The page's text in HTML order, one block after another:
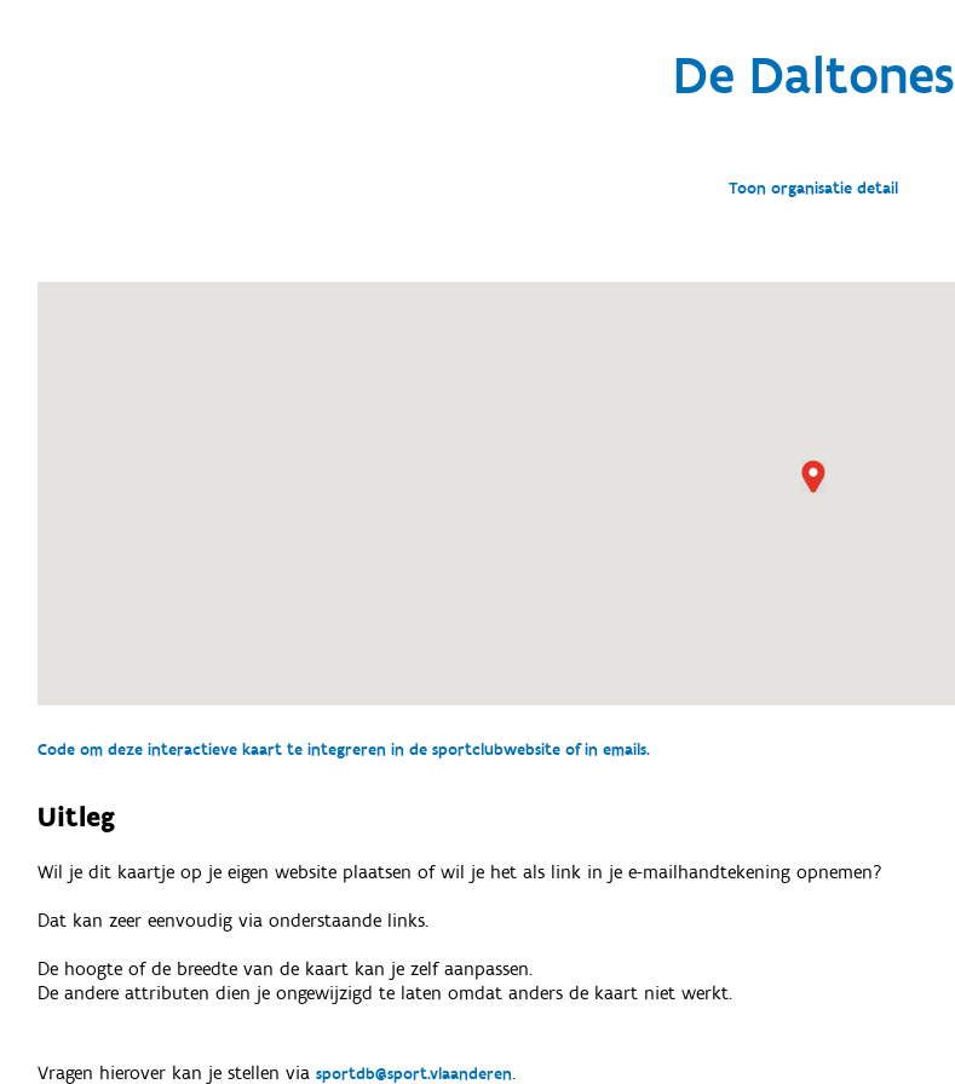
De Daltones
Toon organisatie detail
Code om deze interactieve kaart te integreren in de sportclubwebsite of in emails.
Uitleg
Wil je dit kaartje op je eigen website plaatsen of wil je het als link in je e-mailhandtekening opnemen?
Dat kan zeer eenvoudig via onderstaande links.
De hoogte of de breedte van de kaart kan je zelf aanpassen.
De andere attributen dien je ongewijzigd te laten omdat anders de kaart niet werkt.
Vragen hierover kan je stellen viasportdb@sport.vlaanderen.